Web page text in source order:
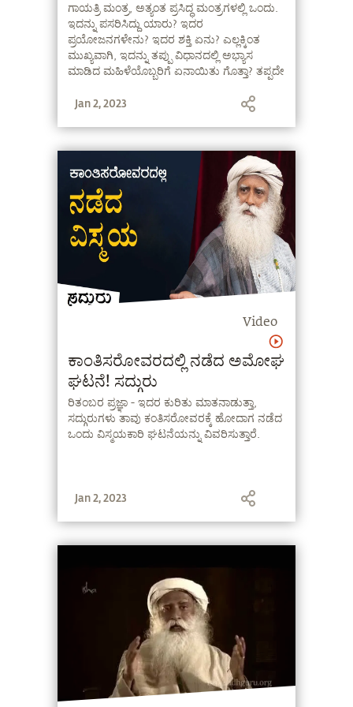
ಗಾಯತ್ರಿ ಮಂತ್ರ, ಅತ್ಯಂತ ಪ್ರಸಿದ್ಧ ಮಂತ್ರಗಳಲ್ಲಿ ಒಂದು.
ಇದನ್ನು ಪಸರಿಸಿದ್ದು ಯಾರು? ಇದರ
ಪ್ರಯೋಜನಗಳೇನು? ಇದರ ಶಕ್ತಿ ಏನು? ಎಲ್ಲಕ್ಕಿಂತ
ಮುಖ್ಯವಾಗಿ, ಇದನ್ನು ತಪ್ಪು ವಿಧಾನದಲ್ಲಿ ಅಭ್ಯಾಸ
ಮಾಡಿದ ಮಹಿಳೆಯೊಬ್ಬರಿಗೆ ಏನಾಯಿತು ಗೊತ್ತಾ? ತಪ್ಪದೇ
Jan 2, 2023
Video
ಕಾಂತಿಸರೋವರದಲ್ಲಿ ನಡೆದ ಅಮೋಘ
ಘಟನೆ! ಸದ್ಗುರು
ರಿತಂಬರ ಪ್ರಜ್ಞಾ - ಇದರ ಕುರಿತು ಮಾತನಾಡುತ್ತಾ,
ಸದ್ಗುರುಗಳು ತಾವು ಕಂತಿಸರೋವರಕ್ಕೆ ಹೋದಾಗ ನಡೆದ
ಒಂದು ವಿಸ್ಮಯಕಾರಿ ಘಟನೆಯನ್ನು ವಿವರಿಸುತ್ತಾರೆ.
Jan 2, 2023